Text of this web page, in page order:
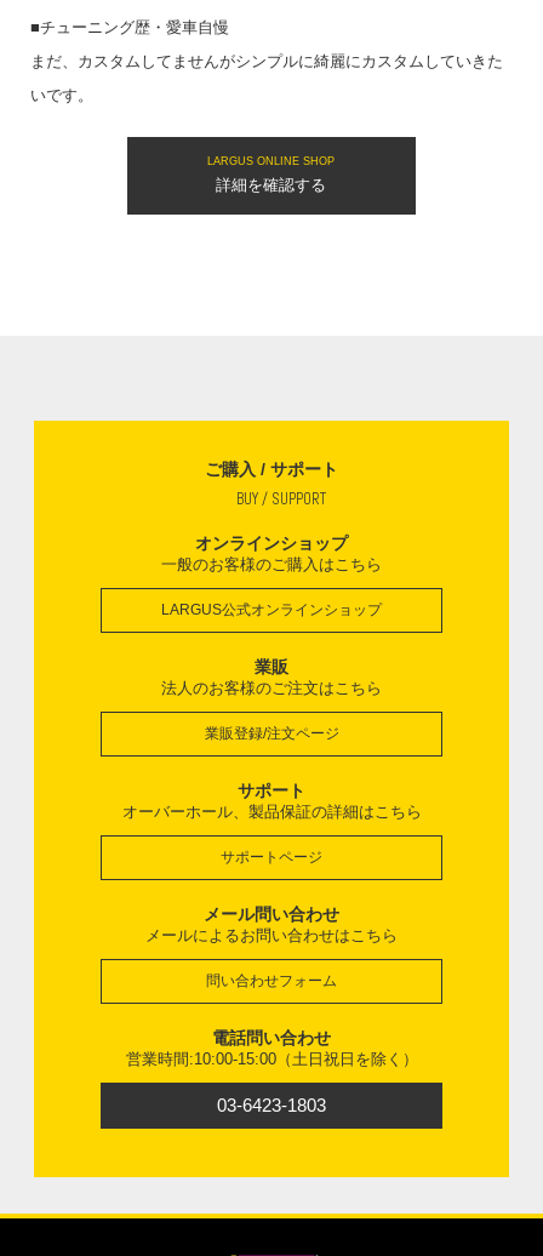
■チューニング歴・愛車自慢
まだ、カスタムしてませんがシンプルに綺麗にカスタムしていきた
いです。
LARGUS ONLINE SHOP
詳細を確認する
ご購入 / サポート
BUY / SUPPORT
オンラインショップ
一般のお客様のご購入はこちら
LARGUS公式オンラインショップ
業販
法人のお客様のご注文はこちら
業販登録/注文ページ
サポート
オーバーホール、製品保証の詳細はこちら
サポートページ
メール問い合わせ
メールによるお問い合わせはこちら
問い合わせフォーム
電話問い合わせ
営業時間:10:00-15:00（土日祝日を除く）
03-6423-1803